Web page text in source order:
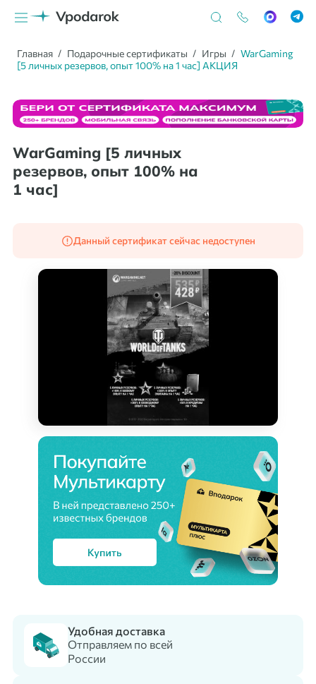
Главная Подарочные сертификаты Игры
WarGaming
[5 личных резервов, опыт 100% на 1 час] АКЦИЯ
WarGaming [5 личных
резервов, опыт 100% на
1 час]
Данный сертификат сейчас недоступен
Удобная доставка
Отправляем по всей
России